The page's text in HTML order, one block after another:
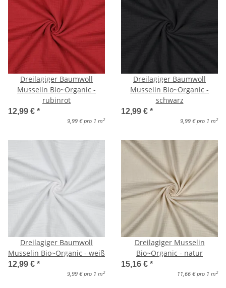
Dreilagiger Baumwoll
Musselin Bio~Organic -
rubinrot
12,99 € *
9,99 € pro 1 m 2
Dreilagiger Baumwoll
Musselin Bio~Organic -
schwarz
12,99 € *
9,99 € pro 1 m 2
Dreilagiger Baumwoll
Musselin Bio~Organic - weiß
12,99 € *
9,99 € pro 1 m 2
Dreilagiger Musselin
Bio~Organic - natur
15,16 € *
11,66 € pro 1 m 2